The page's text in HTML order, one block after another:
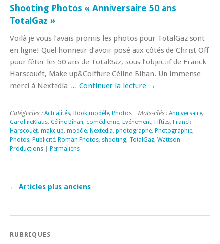
Shooting Photos « Anniversaire 50 ans
TotalGaz »
Voilà je vous l’avais promis les photos pour TotalGaz sont
en ligne! Quel honneur d’avoir posé aux côtés de Christ Off
pour fêter les 50 ans de TotalGaz, sous l’objectif de Franck
Harscouët, Make up&Coiffure Céline Bihan. Un immense
merci à Nextedia … Continuer la lecture →
Catégories : Actualités, Book modèle, Photos | Mots-clés : Anniversaire,
CarolineKlaus, Céline Bihan, comédienne, Evénement, Fifties, Franck
Harscouët, make up, modèle, Nextedia, photographe, Photographie,
Photos, Publicité, Roman Photos, shooting, TotalGaz, Wattson
Productions
Permaliens
← Articles plus anciens
RUBRIQUES